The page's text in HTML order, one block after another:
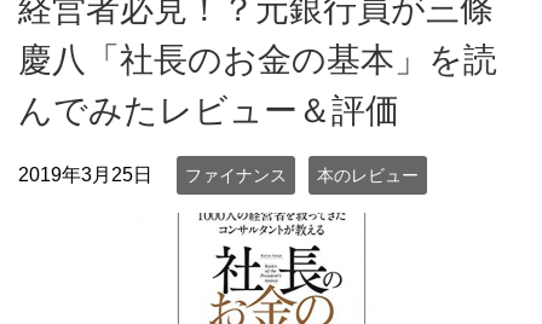
経営者必見！？元銀行員が三條
慶八「社長のお金の基本」を読
んでみたレビュー＆評価
2019年3月25日 ファイナンス 本のレビュー